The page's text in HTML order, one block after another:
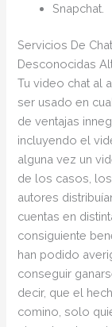
Snapchat.
Servicios De
Desconocidas
Tu video chat al
ser usado en
de ventajas
incluyendo el
alguna vez un
de los casos,
autores
cuentas en
consiguiente
han podido
conseguir
decir, que el
comino, solo